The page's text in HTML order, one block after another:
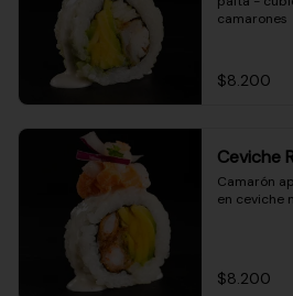
camarones
$8.200
Ceviche
Camarón
en ceviche
$8.200